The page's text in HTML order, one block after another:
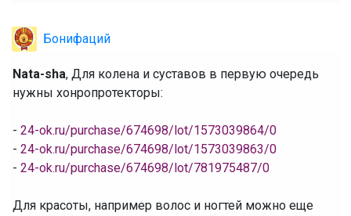
Бонифаций
Nata-sha, Для колена и суставов в первую очередь
нужны хонропротекторы:
‌- 24-ok.ru/purchase/674698/lot/1573039864/0
‌- 24-ok.ru/purchase/674698/lot/1573039863/0
‌- 24-ok.ru/purchase/674698/lot/781975487/0
‌Для красоты, например волос и ногтей можно еще